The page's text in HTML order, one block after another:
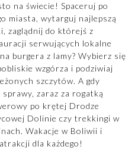
na świecie! Spaceruj po
miasta, wytarguj najlepszą
zaglądnij do którejś z
serwujących lokalne
burgera z lamy? Wybierz się
wzgórza i podziwiaj
szczytów. A gdy
zaraz za rogatką
po krętej Drodze
Dolinie czy trekkingi w
Wakacje w Boliwii i
dla każdego!